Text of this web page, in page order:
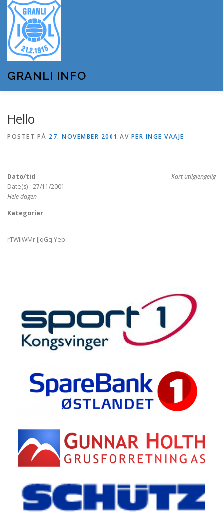
innhold
GRANLI INFO
OM GRANLI INFO
Hello
POSTET PÅ 27. NOVEMBER 2001 AV PER INGE VAAJE
Kart utilgjengelig
Dato/tid
Date(s) - 27/11/2001
Hele dagen
Kategorier
rTWiiWMr JJqGq Yep